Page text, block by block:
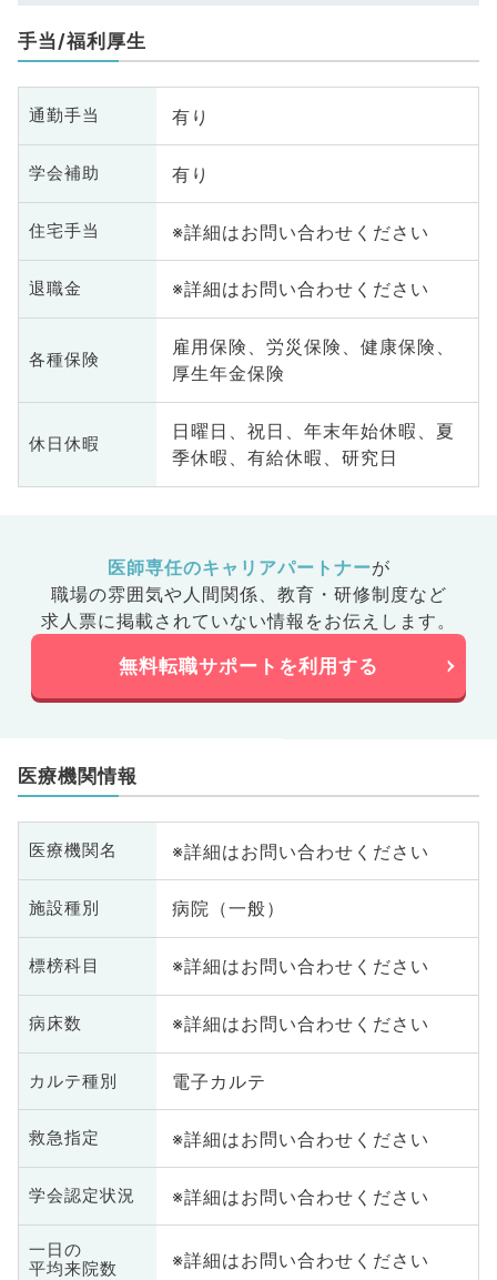
手当/福利厚生
通勤手当 有り
学会補助 有り
住宅手当 ※詳細はお問い合わせください
退職金 ※詳細はお問い合わせください
各種保険
雇用保険、労災保険、健康保険、
厚生年金保険
休日休暇
日曜日、祝日、年末年始休暇、夏
季休暇、有給休暇、研究日
医師専任のキャリアパートナーが
職場の雰囲気や人間関係、 教育・研修制度など
求人票に掲載されていない情報をお伝えします。
無料転職サポートを利用する
医療機関情報
医療機関名 ※詳細はお問い合わせください
施設種別 病院（一般）
標榜科目 ※詳細はお問い合わせください
病床数 ※詳細はお問い合わせください
カルテ種別 電子カルテ
救急指定 ※詳細はお問い合わせください
学会認定状況 ※詳細はお問い合わせください
一日の
平均来院数
※詳細はお問い合わせください